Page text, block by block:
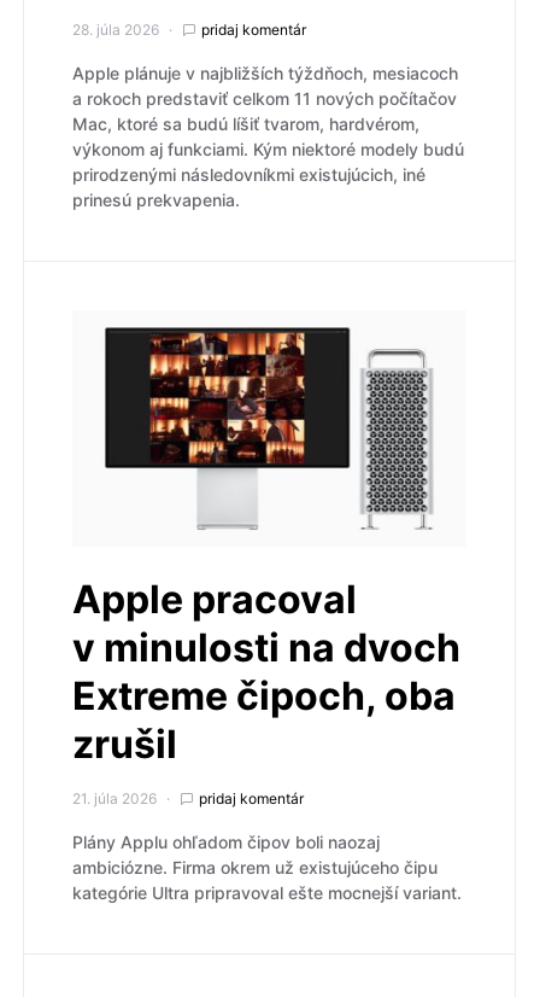
28. júla 2026 pridaj komentár
Apple plánuje v najbližších týždňoch, mesiacoch
a rokoch predstaviť celkom 11 nových počítačov
Mac, ktoré sa budú líšiť tvarom, hardvérom,
výkonom aj funkciami. Kým niektoré modely budú
prirodzenými následovníkmi existujúcich, iné
prinesú prekvapenia.
Apple pracoval
v minulosti na dvoch
Extreme čipoch, oba
zrušil
21. júla 2026 pridaj komentár
Plány Applu ohľadom čipov boli naozaj
ambiciózne. Firma okrem už existujúceho čipu
kategórie Ultra pripravoval ešte mocnejší variant.